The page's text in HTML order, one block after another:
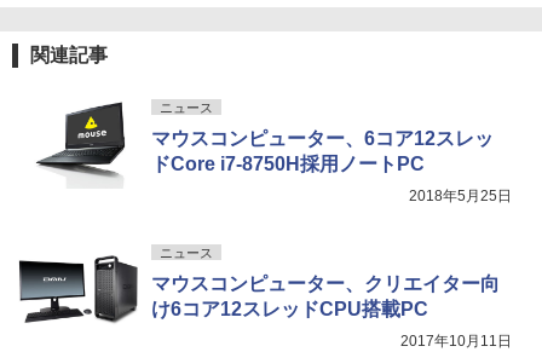
関連記事
ニュース
マウスコンピューター、6コア12スレッ
ドCore i7-8750H採用ノートPC
2018年5月25日
ニュース
マウスコンピューター、クリエイター向
け6コア12スレッドCPU搭載PC
2017年10月11日